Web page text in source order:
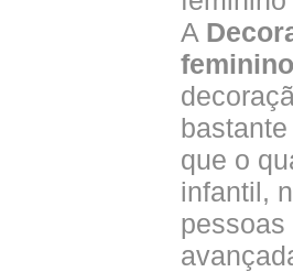
A
que o
infantil,